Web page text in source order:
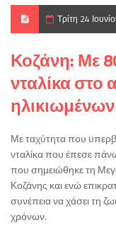
Τρίτη 24
Κοζάνη: Με
νταλίκα στο
Με ταχύτητα που
νταλίκα που έπεσε
που σημειώθηκε τη
Κοζάνης και ενώ
συνέπεια να χάσει τη
χρόνων.